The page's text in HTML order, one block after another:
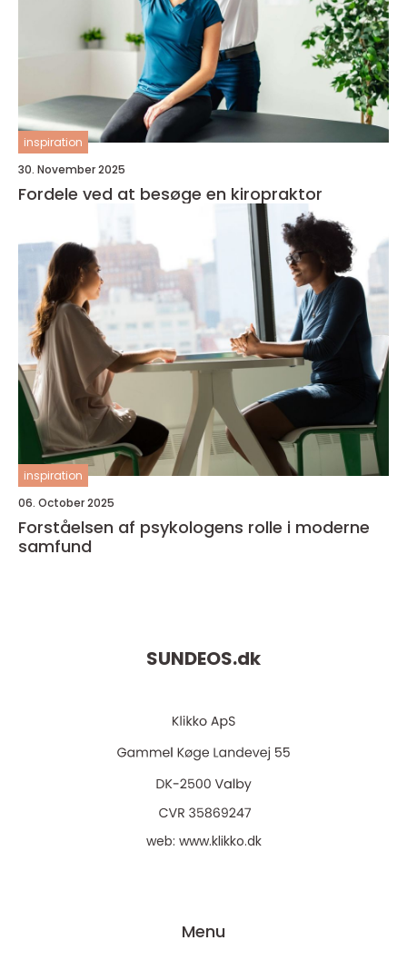
inspiration
30. November 2025
Fordele ved at besøge en kiropraktor
inspiration
06. October 2025
Forståelsen af psykologens rolle i moderne
samfund
SUNDEOS.dk
web: www.klikko.dk
Menu